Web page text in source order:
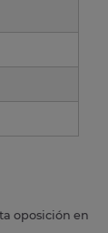
oposición en